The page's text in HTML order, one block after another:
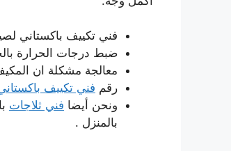
فني تكييف باكستاني
ضبط درجات الحرارة
معالجة مشكلة ان
رقم فني تكييف
ونحن أيضا فني ثلاجات
بالمنزل .